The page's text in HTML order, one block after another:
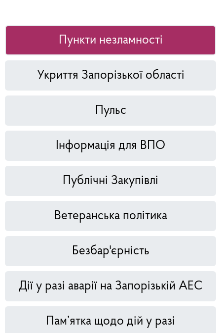
Пункти незламності
Укриття Запорізької області
Пульс
Інформація для ВПО
Публічні Закупівлі
Ветеранська політика
Безбар'єрність
Дії у разі аварії на Запорізькій АЕС
Пам’ятка щодо дій у разі